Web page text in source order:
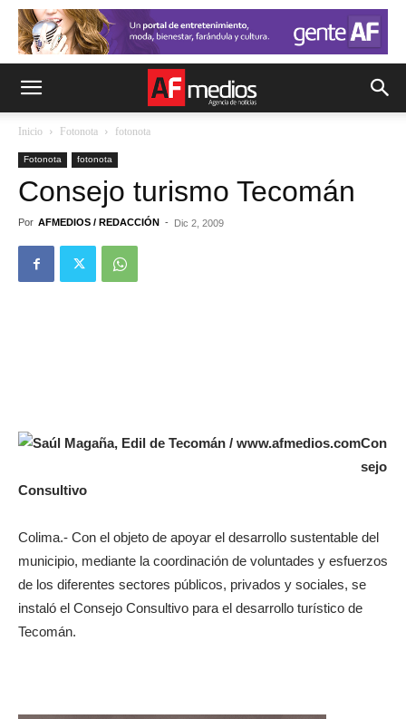
Inicio Fotonota fotonota
Fotonota fotonota
Consejo turismo Tecomán
Por AFMEDIOS / REDACCIÓN - Dic 2, 2009
Con
sejo
Consultivo
Colima.- Con el objeto de apoyar el desarrollo sustentable del
municipio, mediante la coordinación de voluntades y esfuerzos
de los diferentes sectores públicos, privados y sociales, se
instaló el Consejo Consultivo para el desarrollo turístico de
Tecomán.